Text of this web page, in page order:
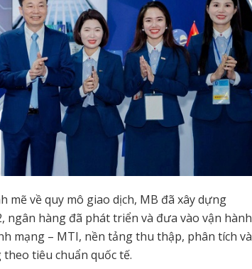
về quy mô giao dịch, MB đã xây dựng
ngân hàng đã phát triển và đưa vào vận hành
mạng – MTI, nền tảng thu thập, phân tích và
tiêu chuẩn quốc tế.